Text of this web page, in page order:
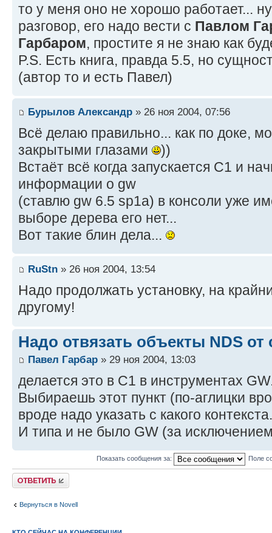
то у меня оно не хорошо работает...
разговор, его надо вести с Павлом
Гарбаром, простите я не знаю как
P.S. Есть книга, правда 5.5, но
(автор то и есть Павел)
Бурылов Александр » 26 ноя 2004, 07:56
Всё делаю правильно... как по доке,
закрытыми глазами
))
Встаёт всё когда запускается С1 и
информации о gw
(ставлю gw 6.5 sp1a) в консоли уже
выборе дерева его нет...
Вот такие блин дела...
RuStn » 26 ноя 2004, 13:54
Надо продолжать установку, на
другому!
Надо отвязать объекты NDS от
Павел Гарбар » 29 ноя 2004, 13:03
делается это в С1 в инструментах
Выбираешь этот пункт (по-аглицки
вроде надо указать с какого
И типа и не было GW (за
Показать сообщения за: Поле
Ответить
Вернуться в Novell